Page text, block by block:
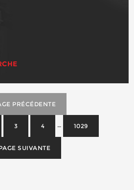
PRÉCÉDENTE
3 4 … 1029
SUIVANTE